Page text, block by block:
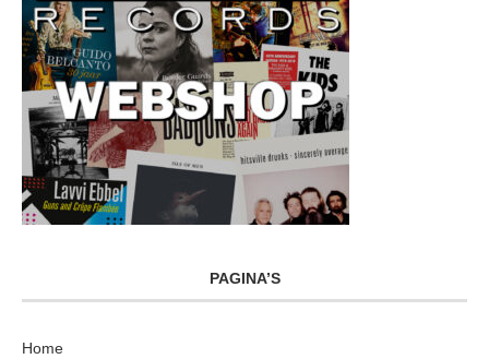
PAGINA’S
Home